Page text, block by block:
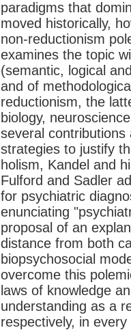
paradigms that
moved historically,
non-reductionism
examines the topic
(semantic, logical
and of
reductionism, the
biology,
several contributions
strategies to justify
holism, Kandel and
Fulford and Sadler
for psychiatric
enunciating
proposal of an
distance from both
biopsychosocial
overcome this
laws of knowledge
understanding as a
respectively, in